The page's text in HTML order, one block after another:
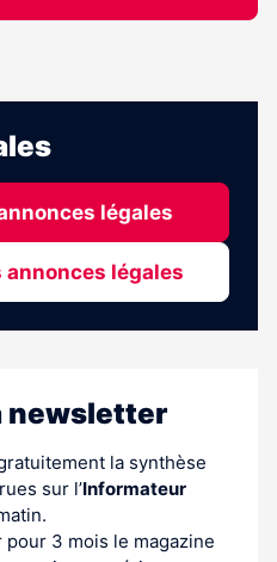
légales
légales
newsletter
la synthèse
sur l’Informateur
3 mois le magazine